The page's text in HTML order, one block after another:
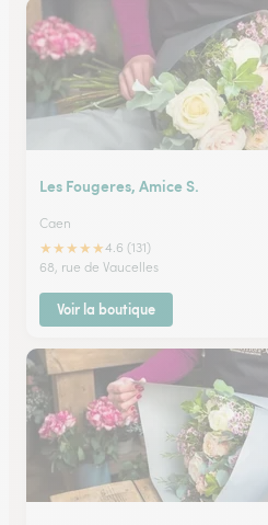
Les Fougeres, Amice S.
Caen
★★★★★4.6 (131)
68, rue de Vaucelles
Voir la boutique